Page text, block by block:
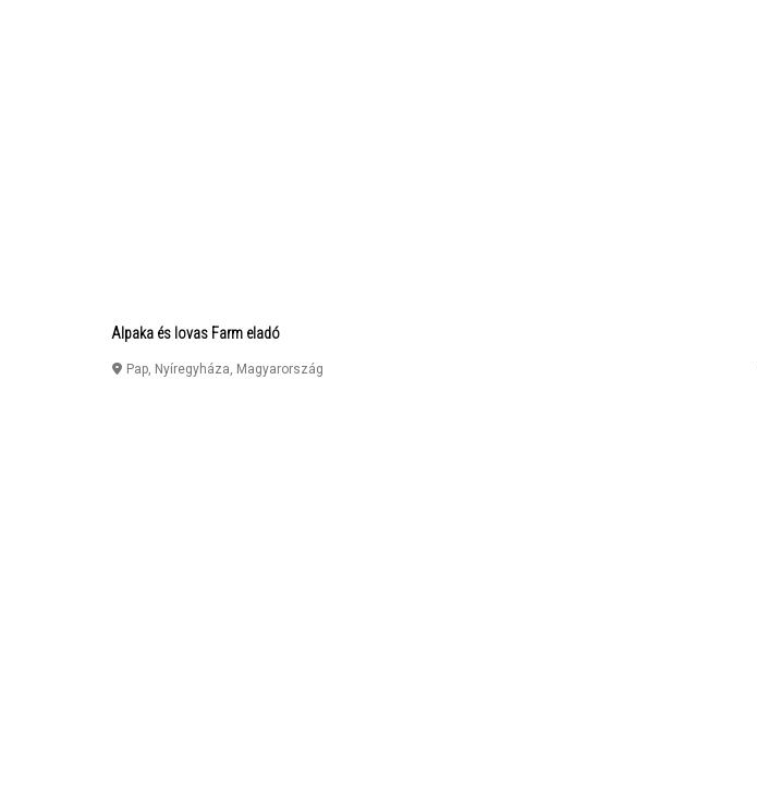
Alpaka és lovas Farm eladó
Pap, Nyíregyháza Magyarország